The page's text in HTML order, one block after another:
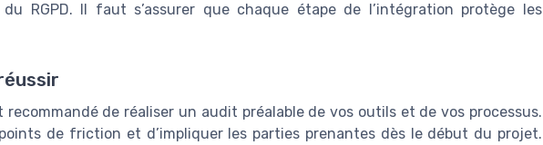
RGPD. Il faut s’assurer que chaque étape de l’intégration protège les
recommandé de réaliser un audit préalable de vos outils et de vos processus.
de friction et d’impliquer les parties prenantes dès le début du projet.